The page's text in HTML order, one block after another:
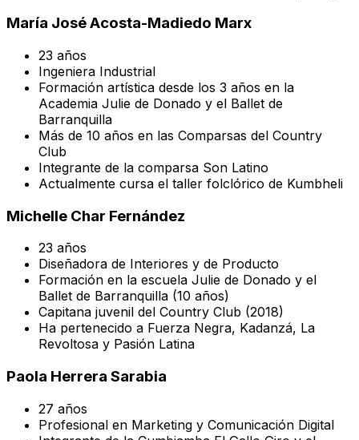
María José Acosta-Madiedo Marx
23 años
Ingeniera Industrial
Formación artística desde los 3 años en la
Academia Julie de Donado y el Ballet de
Barranquilla
Más de 10 años en las Comparsas del Country
Club
Integrante de la comparsa Son Latino
Actualmente cursa el taller folclórico de Kumbheli
Michelle Char Fernández
23 años
Diseñadora de Interiores y de Producto
Formación en la escuela Julie de Donado y el
Ballet de Barranquilla (10 años)
Capitana juvenil del Country Club (2018)
Ha pertenecido a Fuerza Negra, Kadanzá, La
Revoltosa y Pasión Latina
Paola Herrera Sarabia
27 años
Profesional en Marketing y Comunicación Digital